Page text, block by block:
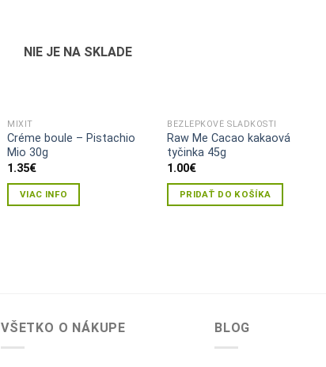
NIE JE NA SKLADE
MIXIT
Créme boule – Pistachio
Mio 30g
1.35€
VIAC INFO
BEZLEPKOVÉ SLADKOSTI
Raw Me Cacao kakaová
tyčinka 45g
1.00€
PRIDAŤ DO KOŠÍKA
VŠETKO O NÁKUPE BLOG